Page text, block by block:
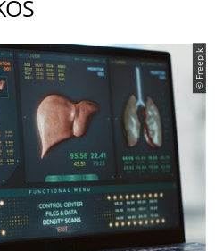
© Freepik